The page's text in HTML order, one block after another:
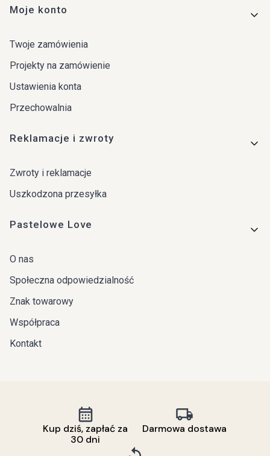
Moje konto
Twoje zamówienia
Projekty na zamówienie
Ustawienia konta
Przechowalnia
Reklamacje i zwroty
Zwroty i reklamacje
Uszkodzona przesyłka
Pastelowe Love
O nas
Społeczna odpowiedzialność
Znak towarowy
Współpraca
Kontakt
Kup dziś, zapłać za
30 dni
Darmowa dostawa